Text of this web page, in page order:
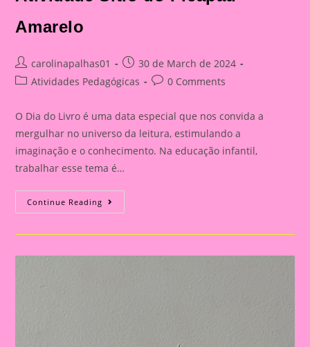
Amarelo
Post
author:
carolinapalhas01
Post
published:
30 de March de 2024
PostAtividades Pedagógicas
Post0 Comments
O Dia do Livro é uma data especial que nos convida a
mergulhar no universo da leitura, estimulando a
imaginação e o conhecimento. Na educação infantil,
trabalhar esse tema é…
Continue Reading Atividade
Sítio
Picapau